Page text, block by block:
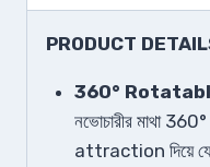
PRODUCT
360°
নভোচারীর মাথা
attraction দিয়ে